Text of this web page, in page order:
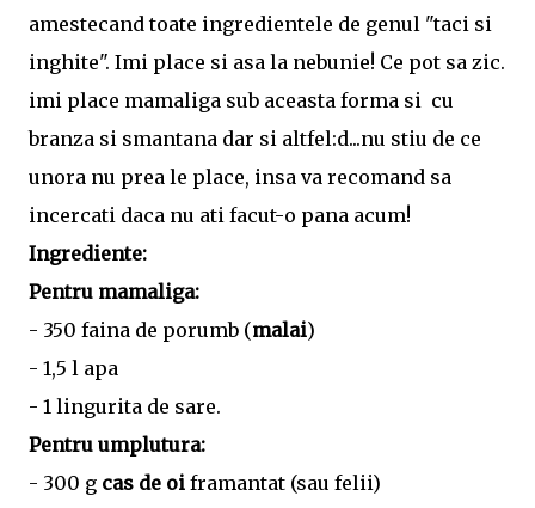
amestecand toate ingredientele de genul "taci si
inghite". Imi place si asa la nebunie! Ce pot sa zic.
imi place mamaliga sub aceasta forma si cu
branza si smantana dar si altfel:d...nu stiu de ce
unora nu prea le place, insa va recomand sa
incercati daca nu ati facut-o pana acum!
Ingrediente:
Pentru mamaliga:
- 350 faina de porumb (malai)
- 1,5 l apa
- 1 lingurita de sare.
Pentru umplutura:
- 300 g cas de oi framantat (sau felii)